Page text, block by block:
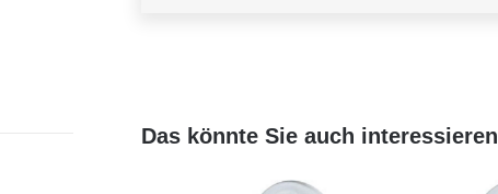
Das könnte Sie auch interessieren